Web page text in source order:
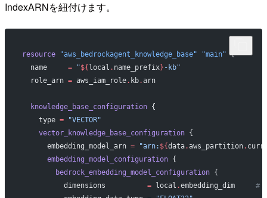
IndexARNを紐付けます。
resource "aws_bedrockagent_knowledge_base" "main" {
  name
     =
"${ local . name_prefix} -kb"
  role_arn
= aws_iam_role. kb.arn
  knowledge_base_configuration
{
    type
= "VECTOR"
    vector_knowledge_base_configuration
{
      embedding_model_arn
= "arn: ${data.aws_partition.
      embedding_model_configuration
{
        bedrock_embedding_model_configuration
{
          dimensions
          =
local .embedding_dim #